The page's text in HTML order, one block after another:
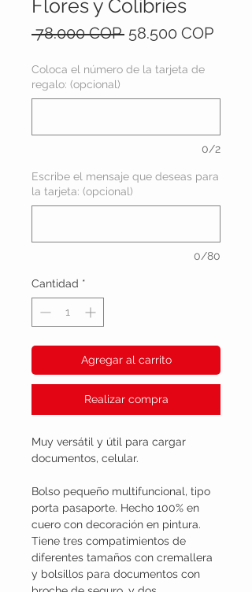
Flores y Colibríes
78.000 COP Precio
58.500 COPPrecio
Coloca el número de la tarjeta de
regalo: (opcional)
0/2
Escribe el mensaje que deseas para
la tarjeta: (opcional)
0/80
Cantidad *
Agregar al carrito
Realizar compra
Muy versátil y útil para cargar
documentos, celular.
Bolso pequeño multifuncional, tipo
porta pasaporte. Hecho 100% en
cuero con decoración en pintura.
Tiene tres compatimientos de
diferentes tamaños con cremallera
y bolsillos para documentos con